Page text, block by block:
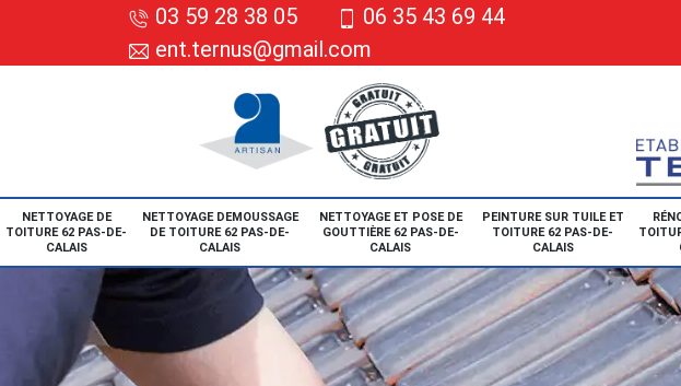
03 59 28 38 05
06 35 43 69 44
ent.ternus@gmail.com
NETTOYAGE DE
TOITURE 62 PAS-DE-
CALAIS
NETTOYAGE DEMOUSSAGE
DE TOITURE 62 PAS-DE-
CALAIS
NETTOYAGE ET POSE DE
GOUTTIÈRE 62 PAS-DE-
CALAIS
PEINTURE SUR TUILE ET
TOITURE 62 PAS-DE-
CALAIS